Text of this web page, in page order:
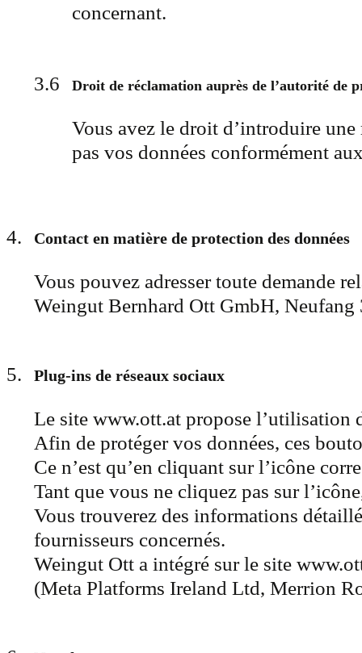
concernant.
Droit de réclamation auprès de l’autorité de
Vous avez le droit d’introduire
pas vos données conformément
Contact en matière de protection des données
Vous pouvez adresser toute demande
Weingut Bernhard Ott GmbH, Neufang
Plug-ins de réseaux sociaux
Le site www.ott.at propose l’utilisation
Afin de protéger vos données, ces
Ce n’est qu’en cliquant sur l’icône
Tant que vous ne cliquez pas sur
Vous trouverez des informations
fournisseurs concernés.
Weingut Ott a intégré sur le site
(Meta Platforms Ireland Ltd, Merrion